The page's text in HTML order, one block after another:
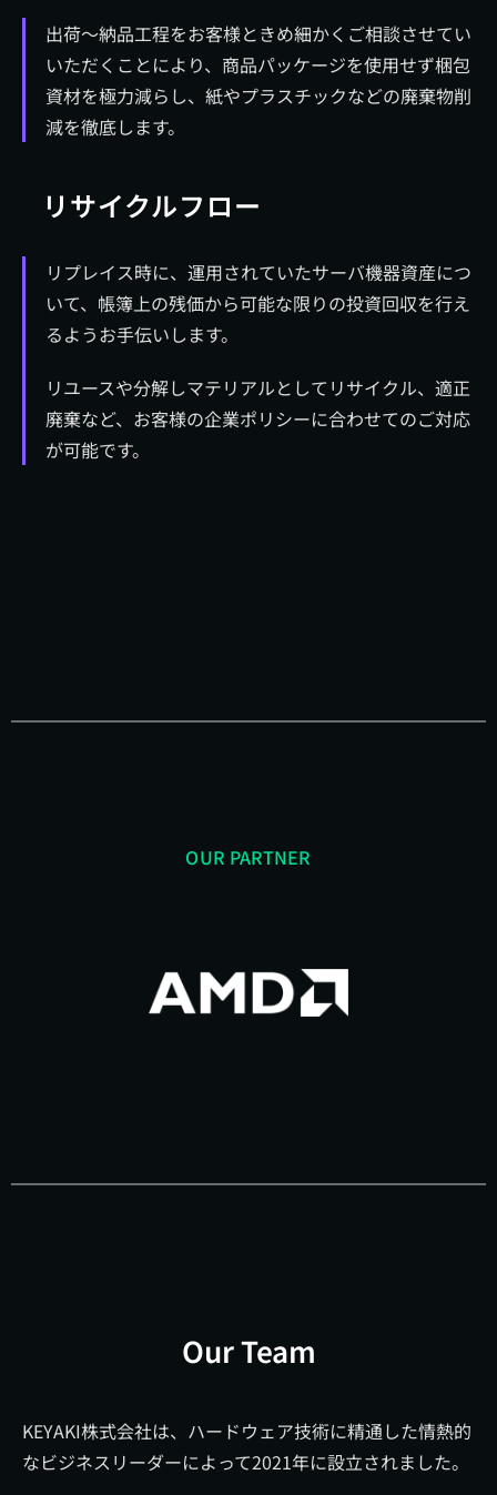
出荷～納品工程をお客様ときめ細かくご相談させてい
いただくことにより、商品パッケージを使用せず梱包
資材を極力減らし、紙やプラスチックなどの廃棄物削
減を徹底します。
リサイクルフロー
リプレイス時に、運用されていたサーバ機器資産につ
いて、帳簿上の残価から可能な限りの投資回収を行え
るようお手伝いします。
リユースや分解しマテリアルとしてリサイクル、適正
廃棄など、お客様の企業ポリシーに合わせてのご対応
が可能です。
OUR PARTNER
Our Team
KEYAKI株式会社は、ハードウェア技術に精通した情熱的
なビジネスリーダーによって2021年に設立されました。